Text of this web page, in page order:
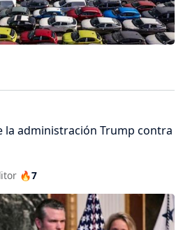
la administración Trump contra
🔥7